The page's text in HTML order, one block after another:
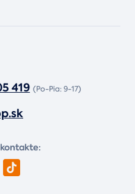
419 (Po-Pia: 9-17)